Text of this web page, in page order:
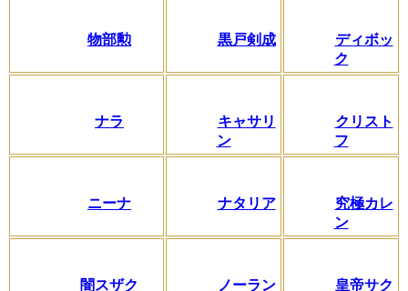
物部勲 黒戸剣成
ディボッ
ク
ナラ
キャサリ
ン
クリスト
フ
ニーナ ナタリア
究極カレ
ン
闇スザク
ノーラン
皇帝サク